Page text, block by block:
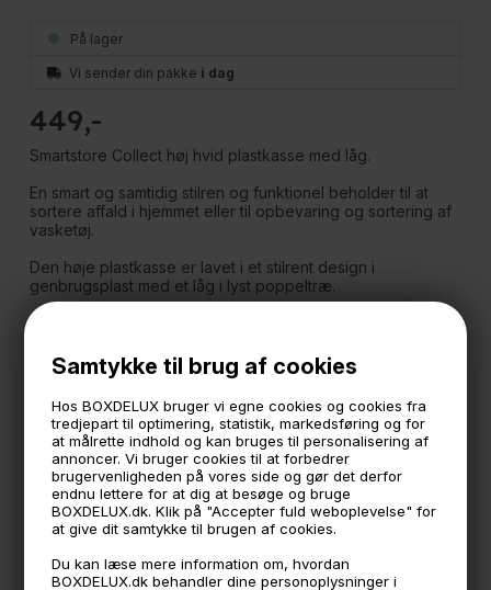
Samtykke til brug af cookies
Hos BOXDELUX bruger vi egne cookies og cookies fra
tredjepart til optimering, statistik, markedsføring og for
at målrette indhold og kan bruges til personalisering af
annoncer. Vi bruger cookies til at forbedrer
brugervenligheden på vores side og gør det derfor
endnu lettere for at dig at besøge og bruge
BOXDELUX.dk. Klik på "Accepter fuld weboplevelse" for
at give dit samtykke til brugen af cookies.
Du kan læse mere information om, hvordan
BOXDELUX.dk behandler dine personoplysninger i
På lager
Vi sender din pakke i dag
449
Smartstore Collect høj hvid plastkasse med låg.
En smart og samtidig stilren og funktionel beholder til at
sortere affald i hjemmet eller til opbevaring og sortering af
vasketøj.
Den høje plastkasse er lavet i et stilrent design i
genbrugsplast med et låg i lyst poppeltræ.
medfølger ikke, men kan tilkøbes.
Måler:
36 x 36 cm.
58 cm. høj
Indhold: 53 liter
- Lavet i genbrugsplast
- Produceret i Finland
🕚 Bestil inden 11 & vi sender samme dag på hverdage